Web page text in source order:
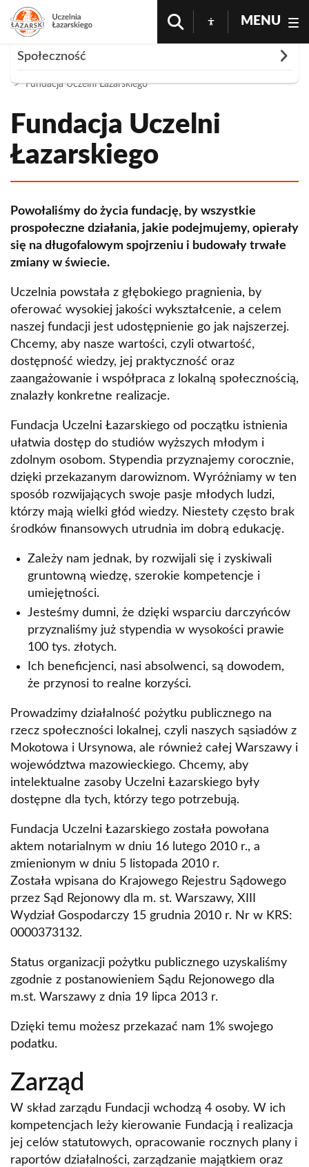
MENU
Fundacja Uczelni Łazarskiego
Fundacja Uczelni
Łazarskiego
Powołaliśmy do życia fundację, by wszystkie
prospołeczne działania, jakie podejmujemy, opierały
się na długofalowym spojrzeniu i budowały trwałe
zmiany w świecie.
Uczelnia powstała z głębokiego pragnienia, by
oferować wysokiej jakości wykształcenie, a celem
naszej fundacji jest udostępnienie go jak najszerzej.
Chcemy, aby nasze wartości, czyli otwartość,
dostępność wiedzy, jej praktyczność oraz
zaangażowanie i współpraca z lokalną społecznością,
znalazły konkretne realizacje.
Fundacja Uczelni Łazarskiego od początku istnienia
ułatwia dostęp do studiów wyższych młodym i
zdolnym osobom. Stypendia przyznajemy corocznie,
dzięki przekazanym darowiznom. Wyróżniamy w ten
sposób rozwijających swoje pasje młodych ludzi,
którzy mają wielki głód wiedzy. Niestety często brak
środków finansowych utrudnia im dobrą edukację.
Zależy nam jednak, by rozwijali się i zyskiwali
gruntowną wiedzę, szerokie kompetencje i
umiejętności.
Jesteśmy dumni, że dzięki wsparciu darczyńców
przyznaliśmy już stypendia w wysokości prawie
100 tys. złotych.
Ich beneficjenci, nasi absolwenci, są dowodem,
że przynosi to realne korzyści.
Prowadzimy działalność pożytku publicznego na
rzecz społeczności lokalnej, czyli naszych sąsiadów z
Mokotowa i Ursynowa, ale również całej Warszawy i
województwa mazowieckiego. Chcemy, aby
intelektualne zasoby Uczelni Łazarskiego były
dostępne dla tych, którzy tego potrzebują.
Fundacja Uczelni Łazarskiego została powołana
aktem notarialnym w dniu 16 lutego 2010 r., a
zmienionym w dniu 5 listopada 2010 r.
Została wpisana do Krajowego Rejestru Sądowego
przez Sąd Rejonowy dla m. st. Warszawy, XIII
Wydział Gospodarczy 15 grudnia 2010 r. Nr w KRS:
0000373132.
Status organizacji pożytku publicznego uzyskaliśmy
zgodnie z postanowieniem Sądu Rejonowego dla
m.st. Warszawy z dnia 19 lipca 2013 r.
Dzięki temu możesz przekazać nam 1% swojego
podatku.
Zarząd
W skład zarządu Fundacji wchodzą 4 osoby. W ich
kompetencjach leży kierowanie Fundacją i realizacja
jej celów statutowych, opracowanie rocznych plany i
raportów działalności, zarządzanie majątkiem oraz
Społeczność
Rozwiń
Władze Uczelni
Klub Absolwenta
Samorząd studencki
Izba pamięci Pułku Baszta
Akademiki
Fundacja Uczelni Łazarskiego
Stypendia Fundacji Łazarskiego
Status fundacji
Sprawozdanie
Studencka Poradnia Prawna
Student Help Desk
Kluby studenckie